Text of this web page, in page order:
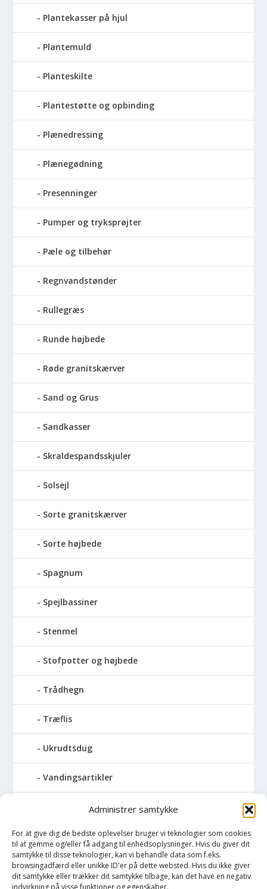
Administrer samtykke
For at give dig de bedste oplevelser bruger vi teknologier som cookies
til at gemme og/eller få adgang til enhedsoplysninger. Hvis du giver dit
samtykke til disse teknologier, kan vi behandle data som f.eks.
browsingadfærd eller unikke ID'er på dette websted. Hvis du ikke giver
dit samtykke eller trækker dit samtykke tilbage, kan det have en negativ
Plantekasser på hjul
Plantemuld
Planteskilte
Plantestøtte og opbinding
Plænedressing
Plænegødning
Presenninger
Pumper og tryksprøjter
Pæle og tilbehør
Regnvandstønder
Rullegræs
Runde højbede
Røde granitskærver
Sand og Grus
Sandkasser
Skraldespandsskjuler
Solsejl
Sorte granitskærver
Sorte højbede
Spagnum
Spejlbassiner
Stenmel
Stofpotter og højbede
Trådhegn
Træflis
Ukrudtsdug
Vandingsartikler
Vandslanger
Vildthegn
vækstdug